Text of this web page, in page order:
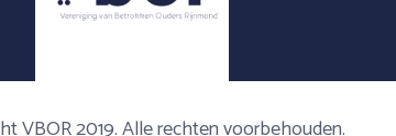
VBOR 2019. Alle rechten voorbehouden.